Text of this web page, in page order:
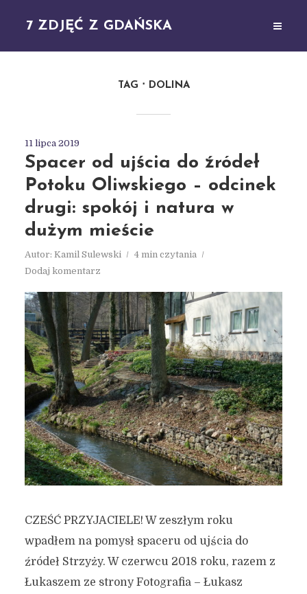
7 ZDJĘĆ Z GDAŃSKA
TAG DOLINA
11 lipca 2019
Spacer od ujścia do źródeł
Potoku Oliwskiego – odcinek
drugi: spokój i natura w
dużym mieście
Autor: Kamil Sulewski
4 min czytania
Dodaj komentarz
CZEŚĆ PRZYJACIELE! W zeszłym roku
wpadłem na pomysł spaceru od ujścia do
źródeł Strzyży. W czerwcu 2018 roku, razem z
Łukaszem ze strony Fotografia – Łukasz